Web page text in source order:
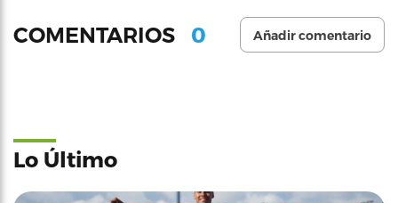
COMENTARIOS 0 Añadir comentario
Lo Último